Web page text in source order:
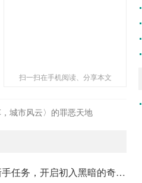
扫一扫在手机阅读、分享本文
城市风云〉的罪恶天地
死骑新手任务，开启初入黑暗的奇幻之旅